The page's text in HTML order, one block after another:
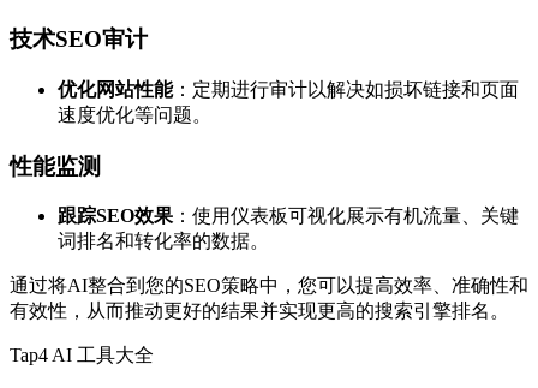
技术SEO审计
优化网站性能：定期进行审计以解决如损坏链接和页面
速度优化等问题。
性能监测
跟踪SEO效果 ：使用仪表板可视化展示有机流量、关键
词排名和转化率的数据。
通过将AI整合到您的SEO策略中，您可以提高效率、准确性和
有效性，从而推动更好的结果并实现更高的搜索引擎排名。
Tap4 AI 工具大全